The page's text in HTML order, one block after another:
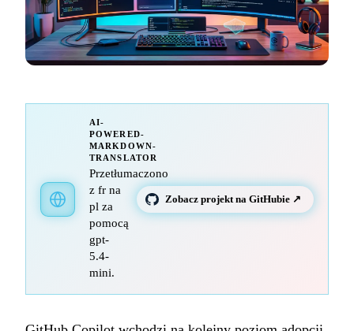
AI-
POWERED-
MARKDOWN-
TRANSLATOR
Przetłumaczono
z fr na
pl za
pomocą
gpt-
5.4-
mini.
Zobacz projekt na GitHubie ↗